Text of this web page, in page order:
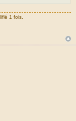
1 fois.